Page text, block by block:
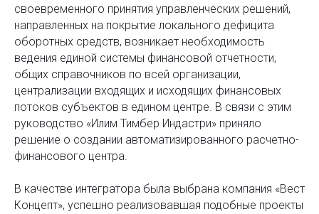
своевременного принятия управленческих решений,
направленных на покрытие локального дефицита
оборотных средств, возникает необходимость
ведения единой системы финансовой отчетности,
общих справочников по всей организации,
централизации входящих и исходящих финансовых
потоков субъектов в едином центре. В связи с этим
руководство «Илим Тимбер Индастри» приняло
решение о создании автоматизированного расчетно-
финансового центра.
В качестве интегратора была выбрана компания «Вест
Концепт», успешно реализовавшая подобные проекты